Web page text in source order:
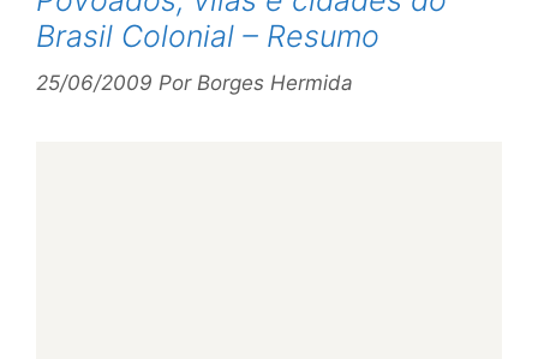
Brasil Colonial – Resumo
25/06/2009 Por Borges Hermida